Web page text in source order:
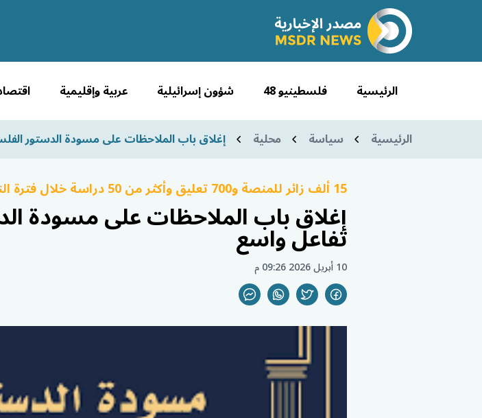
الرئيسية فلسطينيو 48 شؤون إسرائيلية عربية وإقليمية
الرئيسية سياسة محلية إغلاق باب الملاحظات على مسودة الدستور
15 ألف زائر للمنصة و700 تعليق وأكثر من 50 دراسة خلال فترة النشر
إغلاق باب الملاحظات على مسودة
تفاعل واسع
10 أبريل 2026 09:26 م